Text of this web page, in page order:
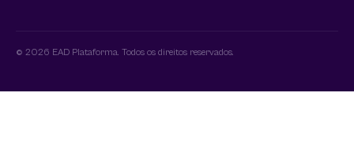
© 2026 EAD Plataforma. Todos os direitos reservados.